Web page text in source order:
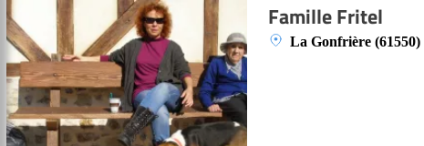
Famille Fritel
La Gonfrière (61550)